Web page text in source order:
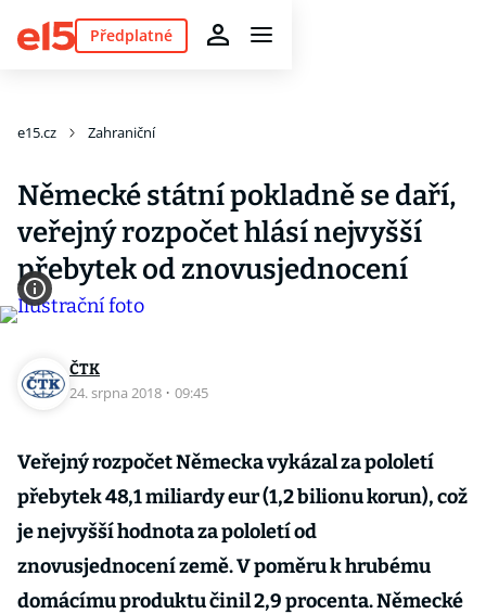
Předplatné
e15.cz Zahraniční
Německé státní pokladně se daří,
veřejný rozpočet hlásí nejvyšší
přebytek od znovusjednocení
ČTK
24. srpna 2018 · 09:45
Veřejný rozpočet Německa vykázal za pololetí
přebytek 48,1 miliardy eur (1,2 bilionu korun), což
je nejvyšší hodnota za pololetí od
znovusjednocení země. V poměru k hrubému
domácímu produktu činil 2,9 procenta. Německé